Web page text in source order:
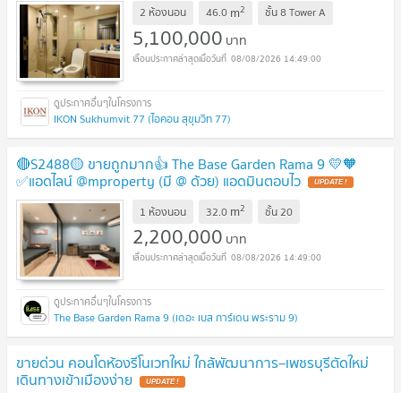
2 ห้องนอน 46.0 m2 ชั้น8 Tower A
5,100,000 บาท
08/08/2026 14:49:00
IKON Sukhumvit 77 (ไอคอน สุขุมวิท 77)
🔴S2488🟡 ขายถูกมาก👍 The Base Garden Rama 9 💛🧡
✅แอดไลน์ @mproperty (มี @ ด้วย) แอดมินตอบไว UPDATE !
1 ห้องนอน 32.0 m2 ชั้น20
2,200,000 บาท
08/08/2026 14:49:00
The Base Garden Rama 9 (เดอะ เบส การ์เดน พระราม 9)
ขายด่วน คอนโดห้องรีโนเวทใหม่ ใกล้พัฒนาการ–เพชรบุรีตัดใหม่
เดินทางเข้าเมืองง่าย UPDATE !